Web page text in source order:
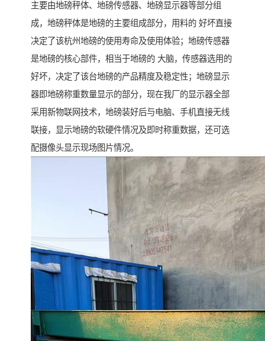
主要由地磅秤体、地磅传感器、地磅显示器等部分组
成，地磅秤体是地磅的主要组成部分，用料的 好坏直接
决定了该杭州地磅的使用寿命及使用体验；地磅传感器
是地磅的核心部件，相当于地磅的 大脑，传感器选用的
好坏，决定了该台地磅的产品精度及稳定性；地磅显示
器即地磅称重数量显示的部分，现在我厂的显示器全部
采用新物联网技术，地磅装好后与电脑、手机直接无线
联接，显示地磅的软硬件情况及即时称重数据，还可选
配摄像头显示现场图片情况。